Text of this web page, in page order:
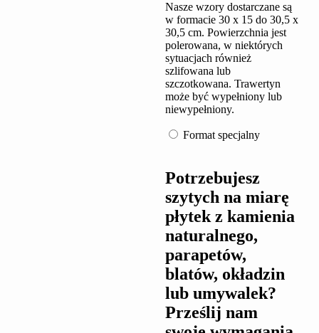
Nasze wzory dostarczane są
w formacie 30 x 15 do 30,5 x
30,5 cm. Powierzchnia jest
polerowana, w niektórych
sytuacjach również
szlifowana lub
szczotkowana. Trawertyn
może być wypełniony lub
niewypełniony.
Format specjalny
Potrzebujesz
szytych na miarę
płytek z kamienia
naturalnego,
parapetów,
blatów, okładzin
lub umywalek?
Prześlij nam